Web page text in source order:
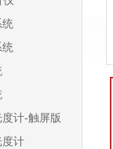
统
统
计-触屏版
度计